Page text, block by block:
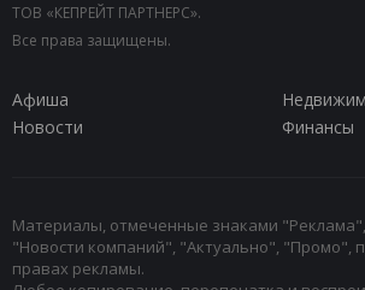
ТОВ «КЕПРЕЙТ ПАРТНЕРС».
Все права защищены.
Афиша
Новости
Финансы
Материалы, отмеченные знаками
"Новости компаний", "Актуально", "Промо",
правах рекламы.